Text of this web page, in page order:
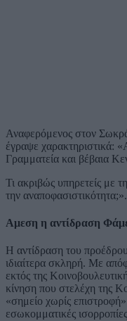
Αναφερόμενος στον
έγραψε χαρακτηριστικά:
Γραμματεία και βέβαια
Τι ακριβώς υπηρετείς με
την αναποφασιστικότητα;».
Αμεση η αντίδραση
Η αντίδραση του
ιδιαίτερα σκληρή. Με
εκτός της
κίνηση που στελέχη της
«σημείο χωρίς
εσωκομματικές